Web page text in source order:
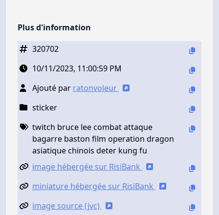
Plus d'information
320702
10/11/2023, 11:00:59 PM
Ajouté par ratonvoleur
sticker
twitch bruce lee combat attaque
bagarre baston film operation dragon
asiatique chinois deter kung fu
image hébergée sur RisiBank
miniature hébergée sur RisiBank
image source (jvc)